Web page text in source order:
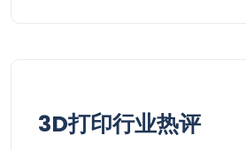
3D打印行业热评